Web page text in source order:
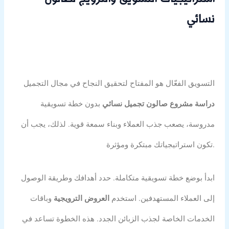
نسائي
التسويق الفعّال هو المفتاح لتحقيق النجاح في مجال التجميل
دراسة مشروع صالون تجميل نسائي بدون خطة تسويقية
مدروسة، يصعب جذب العملاء وبناء سمعة قوية. لذلك، يجب أن
تكون استراتيجياتك مبتكرة ومؤثرة.
ابدأ بوضع خطة تسويقية متكاملة. حدد أهدافك وطريقة الوصول
إلى العملاء المستهدفين. استخدم العروض الترويجية وباقات
الخدمات الخاصة لجذب الزبائن الجدد. هذه الخطوة تساعد في